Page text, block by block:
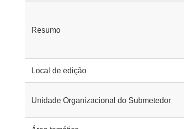
Resumo
Local de edição
Unidade Organizacional do Submetedor